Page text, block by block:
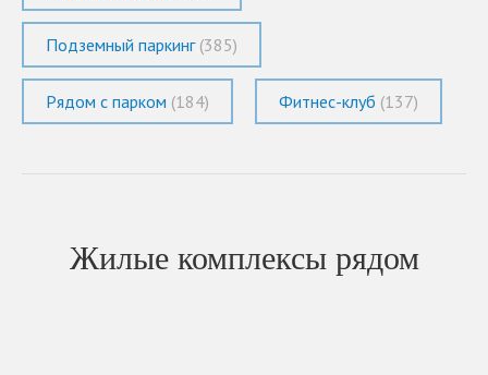
Подземный паркинг (385)
Рядом с парком (184) Фитнес-клуб (137)
Жилые комплексы рядом